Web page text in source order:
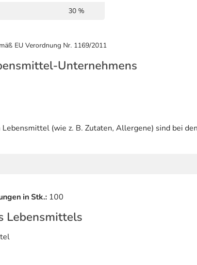
30 %
EU Verordnung Nr. 1169/2011
Unternehmens
(wie z. B. Zutaten, Allergene) sind bei
in Stk.: 100
Lebensmittels